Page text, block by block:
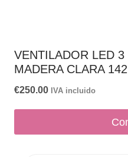
VENTILADOR LED
MADERA CLARA
€250.00 IVA incluido